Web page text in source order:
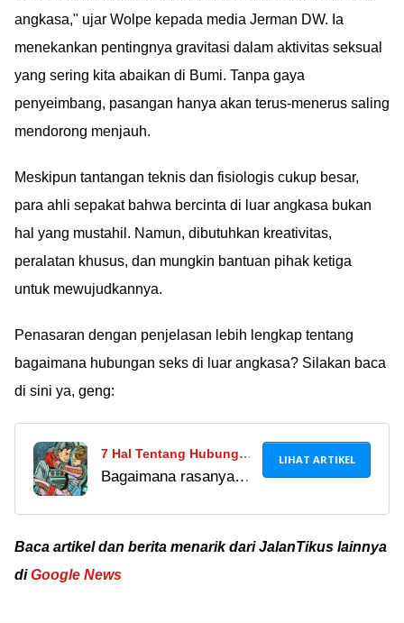
angkasa," ujar Wolpe kepada media Jerman DW. Ia
menekankan pentingnya gravitasi dalam aktivitas seksual
yang sering kita abaikan di Bumi. Tanpa gaya
penyeimbang, pasangan hanya akan terus-menerus saling
mendorong menjauh.
Meskipun tantangan teknis dan fisiologis cukup besar,
para ahli sepakat bahwa bercinta di luar angkasa bukan
hal yang mustahil. Namun, dibutuhkan kreativitas,
peralatan khusus, dan mungkin bantuan pihak ketiga
untuk mewujudkannya.
Penasaran dengan penjelasan lebih lengkap tentang
bagaimana hubungan seks di luar angkasa? Silakan baca
di sini ya, geng:
7 Hal Tentang Hubungan
Seks Di Luar Angkasa |
Bagaimana rasanya
itu mungkin? Kalau
mungkin, kira-kira
LIHAT ARTIKEL
Baca artikel dan berita menarik dari JalanTikus lainnya
diGoogle News